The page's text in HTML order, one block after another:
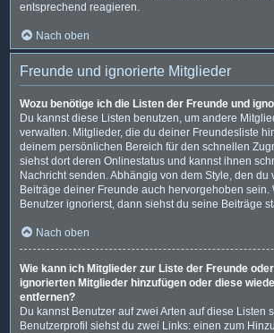
entsprechend reagieren.
Nach oben
Freunde und ignorierte Mitglieder
Wozu benötige ich die Listen der Freunde und
Du kannst diese Listen benutzen, um andere
verwalten. Mitglieder, die du deiner Freundesliste
deinem persönlichen Bereich für den schnellen
siehst dort deren Onlinestatus und kannst ihnen
Nachricht senden. Abhängig von dem Style, den du
Beiträge deiner Freunde auch hervorgehoben sein.
Benutzer ignorierst, dann siehst du seine Beiträge
Nach oben
Wie kann ich Mitglieder zur Liste der Freunde
ignorierten Mitglieder hinzufügen oder diese
entfernen?
Du kannst Benutzer auf zwei Arten auf diese Listen
Benutzerprofil siehst du zwei Links: einen zum